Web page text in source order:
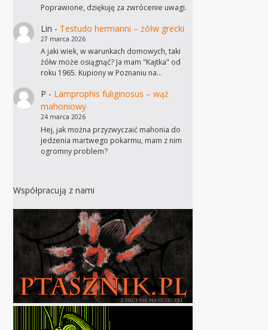
Poprawione, dziękuję za zwrócenie uwagi.
Lin - Testudo hermanni – żółw grecki
27 marca 2026
A jaki wiek, w warunkach domowych, taki
żółw może osiągnąć? Ja mam "Kajtka" od
roku 1965. Kupiony w Poznaniu na…
P - Lamprophis fuliginosus – wąż
mahoniowy
24 marca 2026
Hej, jak można przyzwyczaić mahonia do
jedzenia martwego pokarmu, mam z nim
ogromny problem?
Współpracują z nami